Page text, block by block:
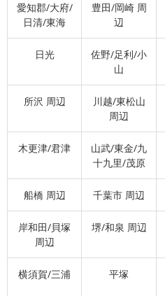
愛知郡/大府/
日清/東海
豊田/岡崎 周
辺
日光
佐野/足利/小
山
所沢 周辺
川越/東松山
周辺
木更津/君津
山武/東金/九
十九里/茂原
船橋 周辺 千葉市 周辺
岸和田/貝塚
周辺
堺/和泉 周辺
横須賀/三浦 平塚